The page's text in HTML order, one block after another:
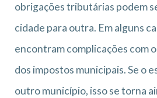
obrigações tributárias podem
cidade para outra. Em alguns
encontram complicações com o
dos impostos municipais. Se o
outro município, isso se torna